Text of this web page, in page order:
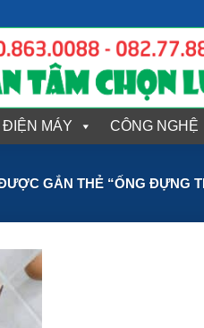
ĐIỆN MÁY CÔNG NGHỆ
GẮN THẺ “ỐNG ĐỰNG